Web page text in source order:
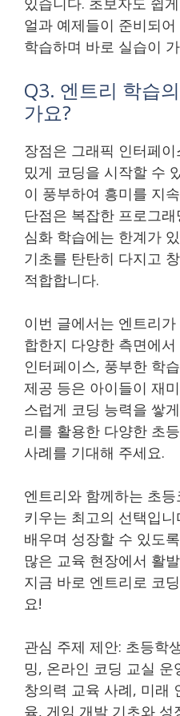
얼과 예제들이 준비되
학습하며 바로 실습이
Q3. 엔트리 학습
가요?
장점은 그래픽 인터페
밌게 코딩을 시작할 수
이 풍부하여 흥미를 지
단점은 복잡한 프로그
심화 학습에는 한계가
기초를 탄탄히 다지고
적합합니다.
이번 글에서는 엔트리
합한지 다양한 측면에
인터페이스, 풍부한 학
제공 등은 아이들이 재
스럽게 코딩 능력을 쌓
리를 활용한 다양한 초
사례를 기대해 주세요.
엔트리와 함께하는 초
키우는 최고의 선택입
배우며 성장할 수 있도
많은 교육 현장에서 활
지금 바로 엔트리로 코
요!
관심 주제 제안: 초등학
밍, 온라인 코딩 교실
창의력 교육 사례, 미래
육, 게임 개발 기초와 성